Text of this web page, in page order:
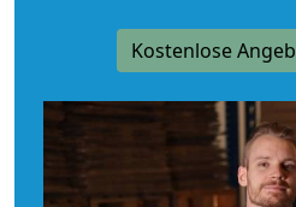
Kostenlose